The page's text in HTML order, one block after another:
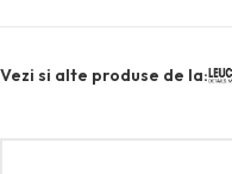
Vezi si alte produse de la: